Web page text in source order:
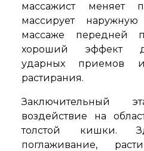
массажист меняет
массирует
массаже передней
хороший эффект
ударных приемов и
растирания.
Заключительный
воздействие на
толстой кишки.
поглаживание,